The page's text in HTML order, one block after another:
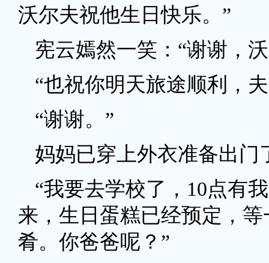
沃尔夫祝他生日快乐。”
宪云嫣然一笑：“谢谢，
“也祝你明天旅途顺利，
“谢谢。”
妈妈已穿上外衣准备出门
“我要去学校了，10点有
来，生日蛋糕已经预定，
肴。你爸爸呢？”